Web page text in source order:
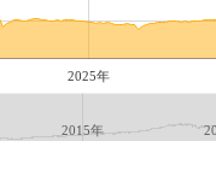
2025年
2015年